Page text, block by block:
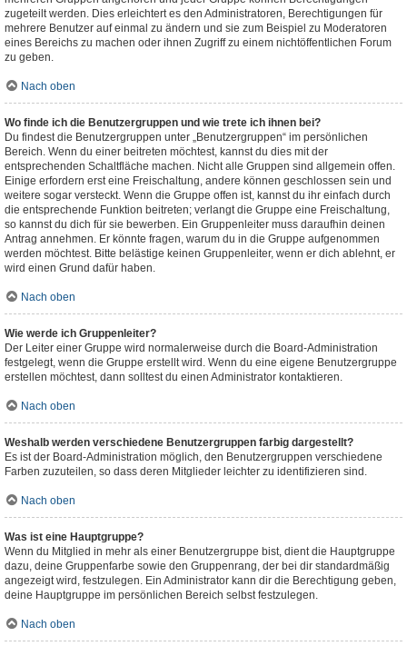
zugeteilt werden. Dies erleichtert es den Administratoren, Berechtigungen für
mehrere Benutzer auf einmal zu ändern und sie zum Beispiel zu Moderatoren
eines Bereichs zu machen oder ihnen Zugriff zu einem nichtöffentlichen Forum
zu geben.
Nach oben
Wo finde ich die Benutzergruppen und wie trete ich ihnen bei?
Du findest die Benutzergruppen unter „Benutzergruppen“ im persönlichen
Bereich. Wenn du einer beitreten möchtest, kannst du dies mit der
entsprechenden Schaltfläche machen. Nicht alle Gruppen sind allgemein offen.
Einige erfordern erst eine Freischaltung, andere können geschlossen sein und
weitere sogar versteckt. Wenn die Gruppe offen ist, kannst du ihr einfach durch
die entsprechende Funktion beitreten; verlangt die Gruppe eine Freischaltung,
so kannst du dich für sie bewerben. Ein Gruppenleiter muss daraufhin deinen
Antrag annehmen. Er könnte fragen, warum du in die Gruppe aufgenommen
werden möchtest. Bitte belästige keinen Gruppenleiter, wenn er dich ablehnt, er
wird einen Grund dafür haben.
Nach oben
Wie werde ich Gruppenleiter?
Der Leiter einer Gruppe wird normalerweise durch die Board-Administration
festgelegt, wenn die Gruppe erstellt wird. Wenn du eine eigene Benutzergruppe
erstellen möchtest, dann solltest du einen Administrator kontaktieren.
Nach oben
Weshalb werden verschiedene Benutzergruppen farbig dargestellt?
Es ist der Board-Administration möglich, den Benutzergruppen verschiedene
Farben zuzuteilen, so dass deren Mitglieder leichter zu identifizieren sind.
Nach oben
Was ist eine Hauptgruppe?
Wenn du Mitglied in mehr als einer Benutzergruppe bist, dient die Hauptgruppe
dazu, deine Gruppenfarbe sowie den Gruppenrang, der bei dir standardmäßig
angezeigt wird, festzulegen. Ein Administrator kann dir die Berechtigung geben,
deine Hauptgruppe im persönlichen Bereich selbst festzulegen.
Nach oben